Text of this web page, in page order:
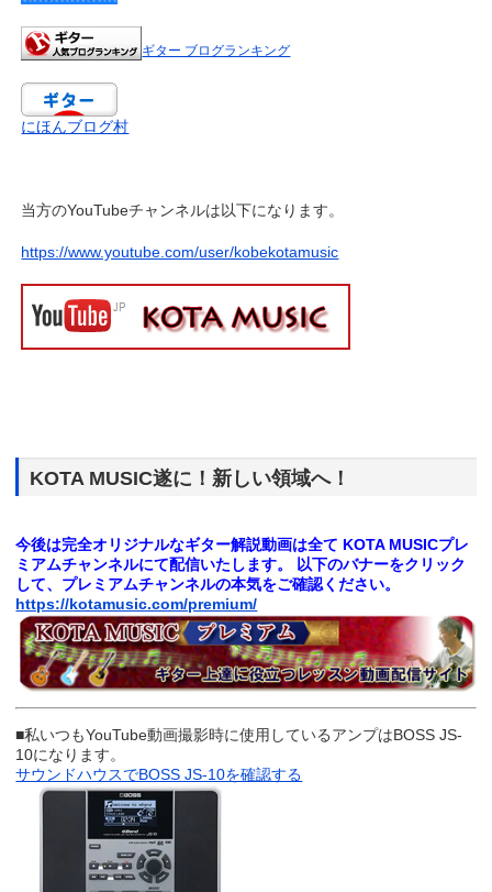
ギター ブログランキング
にほんブログ村
当方のYouTubeチャンネルは以下になります。
https://www.youtube.com/user/kobekotamusic
KOTA MUSIC遂に！新しい領域へ！
今後は完全オリジナルなギター解説動画は全て KOTA MUSICプレ
ミアムチャンネルにて配信いたします。
以下のバナーをクリック
して、プレミアムチャンネルの本気をご確認ください。
https://kotamusic.com/premium/
■私いつもYouTube動画撮影時に使用しているアンプはBOSS JS-
10になります。
サウンドハウスでBOSS JS-10を確認する